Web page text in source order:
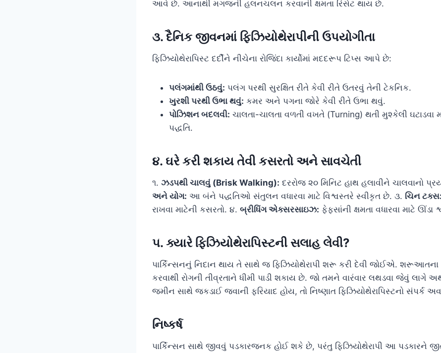
આવે છે. આનાથી મગજની હલનચલન કરવાની ક્ષમતા રિસેટ થાય છે.
૩. દૈનિક જીવનમાં ફિઝિયોથેરાપીની ઉપયોગીતા
ફિઝિયોથેરાપિસ્ટ દર્દીને નીચેના રોજિંદા કાર્યોમાં મદદરૂપ ટિપ્સ આપે છે:
પલંગમાંથી ઉઠવું: પલંગ પરથી સુરક્ષિત રીતે કેવી રીતે ઉતરવું તેની ટેકનિક.
ખુરશી પરથી ઉભા થવું: કમર અને પગના જોરે કેવી રીતે ઉભા થવું.
પોઝિશન બદલવી: ચાલતા-ચાલતા વળતી વખતે (Turning) થતી મુશ્કેલી ઘટાડવા
પદ્ધતિ.
૪. ઘરે કરી શકાય તેવી કસરતો અને સાવચેતી
૧. ઝડપથી ચાલવું (Brisk Walking): દરરોજ ૨૦ મિનિટ હાથ હલાવીને ચાલવાનો
અને યોગ: આ બંને પદ્ધતિઓ સંતુલન વધારવા માટે વિશ્વસ્તરે સ્વીકૃત છે. ૩. ચિન ટક્સ:
રાખવા માટેની કસરતો. ૪. બ્રીધિંગ એક્સરસાઇઝ: ફેફસાંની ક્ષમતા વધારવા માટે ઊંડા
૫. ક્યારે ફિઝિયોથેરાપિસ્ટની સલાહ લેવી?
પાર્કિન્સનનું નિદાન થાય તે સાથે જ ફિઝિયોથેરાપી શરૂ કરી દેવી જોઈએ. શરૂઆતના
કરવાથી રોગની તીવ્રતાને ધીમી પાડી શકાય છે. જો તમને વારંવાર લથડવા જેવું લાગે
જમીન સાથે જકડાઈ જવાની ફરિયાદ હોય, તો નિષ્ણાત ફિઝિયોથેરાપિસ્ટનો સંપર્ક
નિષ્કર્ષ
પાર્કિન્સન સાથે જીવવું પડકારજનક હોઈ શકે છે, પરંતુ ફિઝિયોથેરાપી આ પડકારને